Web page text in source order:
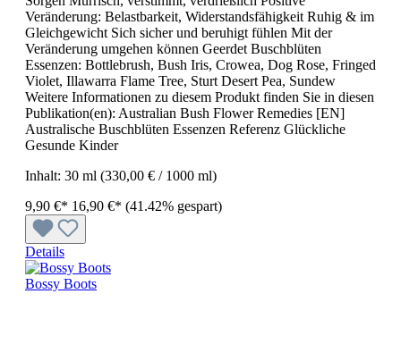
Veränderung: Belastbarkeit, Widerstandsfähigkeit Ruhig & im
Gleichgewicht Sich sicher und beruhigt fühlen Mit der
Veränderung umgehen können Geerdet Buschblüten
Essenzen: Bottlebrush, Bush Iris, Crowea, Dog Rose, Fringed
Violet, Illawarra Flame Tree, Sturt Desert Pea, Sundew
Weitere Informationen zu diesem Produkt finden Sie in diesen
Publikation(en): Australian Bush Flower Remedies [EN]
Australische Buschblüten Essenzen Referenz Glückliche
Gesunde Kinder
Inhalt: 30 ml (330,00 € / 1000 ml)
9,90 €* 16,90 €* (41.42% gespart)
Details
Bossy Boots